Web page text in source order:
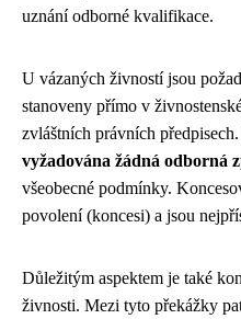
uznání odborné kvalifikace.
U vázaných živností jsou
stanoveny přímo v
zvláštních právních předpisech.
vyžadována žádná odborná
všeobecné podmínky.
povolení (koncesi) a jsou
Důležitým aspektem je také
živnosti. Mezi tyto překážky